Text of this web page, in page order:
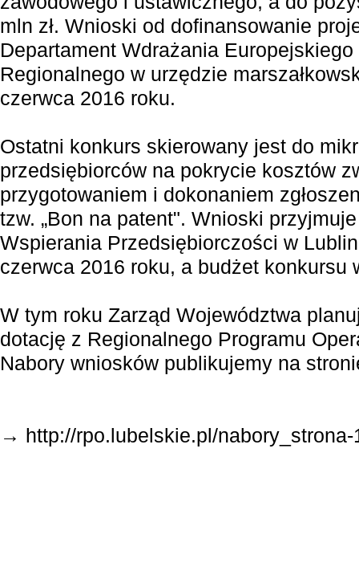
mln zł. Wnioski od dofinansowanie
Departament Wdrażania
Regionalnego w urzędzie
czerwca 2016 roku.
Ostatni konkurs skierowany jest do
przedsiębiorców na pokrycie kosztów
przygotowaniem i dokonaniem
tzw. „Bon na patent". Wnioski
Wspierania Przedsiębiorczości w
czerwca 2016 roku, a budżet konkursu
W tym roku Zarząd Województwa
dotację z Regionalnego Programu
Nabory wniosków publikujemy na
→ http://rpo.lubelskie.pl/nabory_strona-